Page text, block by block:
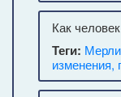
Как
Теги:
изменения,